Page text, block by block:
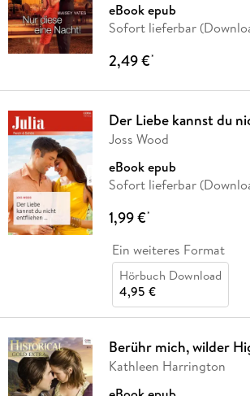
eBook epub
Sofort lieferbar
2,49 €*
Der Liebe kannst du
Joss Wood
eBook epub
Sofort lieferbar
1,99 €*
Ein weiteres Format
Hörbuch Download
4,95 €
Berühr mich, wilder
Kathleen Harrington